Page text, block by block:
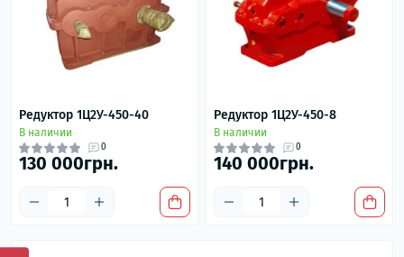
Редуктор 1Ц2У-450-40
В наличии
0
130 000грн.
Редуктор 1Ц2У-450-8
В наличии
0
140 000грн.